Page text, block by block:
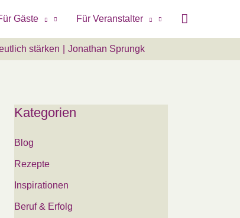
Gäste Für Veranstalter
stärken Jonathan Sprungk
Kategorien
Blog
Rezepte
Inspirationen
Beruf & Erfolg